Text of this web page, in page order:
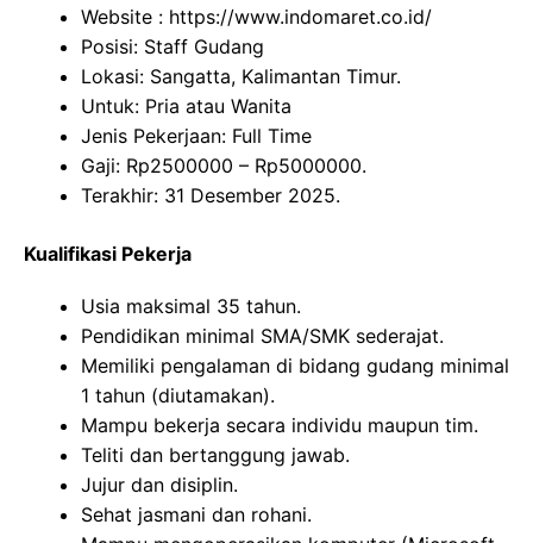
Website : https://www.indomaret.co.id/
Posisi: Staff Gudang
Lokasi: Sangatta, Kalimantan Timur.
Untuk: Pria atau Wanita
Jenis Pekerjaan: Full Time
Gaji: Rp2500000 – Rp5000000.
Terakhir: 31 Desember 2025.
Kualifikasi Pekerja
Usia maksimal 35 tahun.
Pendidikan minimal SMA/SMK sederajat.
Memiliki pengalaman di bidang gudang minimal
1 tahun (diutamakan).
Mampu bekerja secara individu maupun tim.
Teliti dan bertanggung jawab.
Jujur dan disiplin.
Sehat jasmani dan rohani.